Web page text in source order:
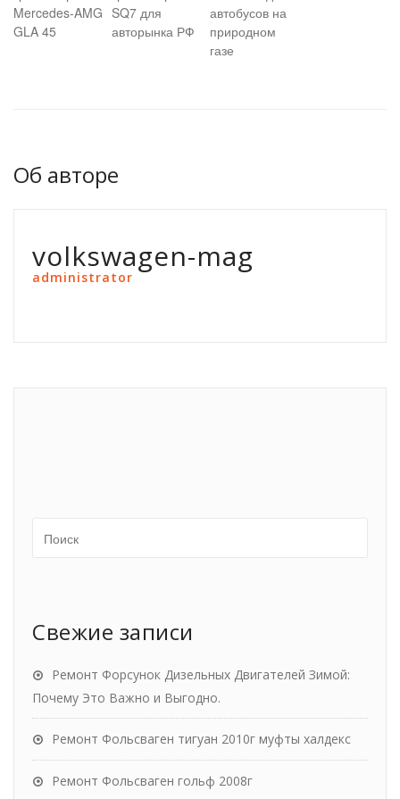
Mercedes-AMG
GLA 45
SQ7 для
авторынка РФ
автобусов на
природном
газе
Об авторе
volkswagen-mag
administrator
Свежие записи
Ремонт Форсунок Дизельных Двигателей Зимой:
Почему Это Важно и Выгодно.
Ремонт Фольсваген тигуан 2010г муфты халдекс
Ремонт Фольсваген гольф 2008г